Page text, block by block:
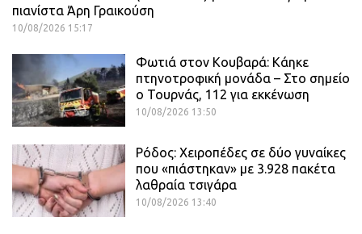
πιανίστα Άρη Γραικούση
10/08/2026 15:17
Φωτιά στον Κουβαρά: Κάηκε
πτηνοτροφική μονάδα – Στο σημείο
ο Τουρνάς, 112 για εκκένωση
10/08/2026 13:50
Ρόδος: Χειροπέδες σε δύο γυναίκες
που «πιάστηκαν» με 3.928 πακέτα
λαθραία τσιγάρα
10/08/2026 13:40